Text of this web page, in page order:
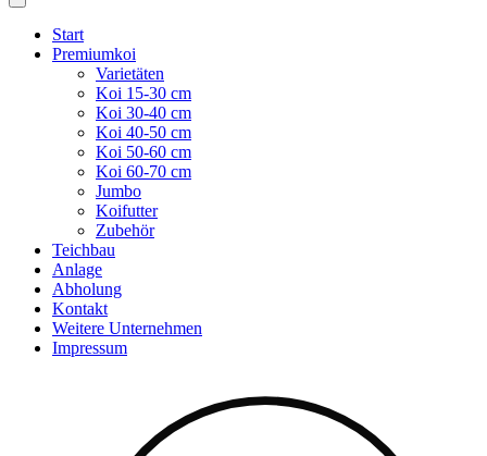
Start
Premiumkoi
Varietäten
Koi 15-30 cm
Koi 30-40 cm
Koi 40-50 cm
Koi 50-60 cm
Koi 60-70 cm
Jumbo
Koifutter
Zubehör
Teichbau
Anlage
Abholung
Kontakt
Weitere Unternehmen
Impressum